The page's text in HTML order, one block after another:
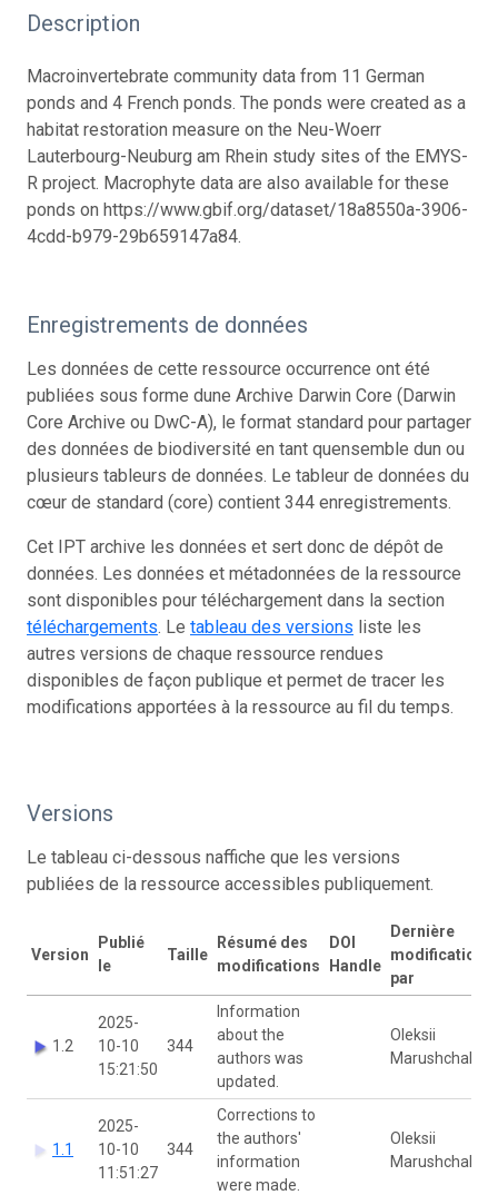
Description
Macroinvertebrate community data from 11 German
ponds and 4 French ponds. The ponds were created as a
habitat restoration measure on the Neu-Woerr
Lauterbourg-Neuburg am Rhein study sites of the EMYS-
R project. Macrophyte data are also available for these
ponds on https://www.gbif.org/dataset/18a8550a-3906-
4cdd-b979-29b659147a84.
Enregistrements de données
Les données de cette ressource occurrence ont été
publiées sous forme dune Archive Darwin Core (Darwin
Core Archive ou DwC-A), le format standard pour partager
des données de biodiversité en tant quensemble dun ou
plusieurs tableurs de données. Le tableur de données du
cœur de standard (core) contient 344 enregistrements.
Cet IPT archive les données et sert donc de dépôt de
données. Les données et métadonnées de la ressource
sont disponibles pour téléchargement dans la section
téléchargements. Le tableau des versions liste les
autres versions de chaque ressource rendues
disponibles de façon publique et permet de tracer les
modifications apportées à la ressource au fil du temps.
Versions
Le tableau ci-dessous naffiche que les versions
publiées de la ressource accessibles publiquement.
Version
Publié
le
Taille
Résumé des
modifications
DOI
Handle
Dernière
modification
par
1.2
2025-
10-10
15:21:50
344
Information
about the
authors was
updated.
Oleksii
Marushchak
1.1
2025-
10-10
11:51:27
344
Corrections to
the authors'
information
were made.
Oleksii
Marushchak